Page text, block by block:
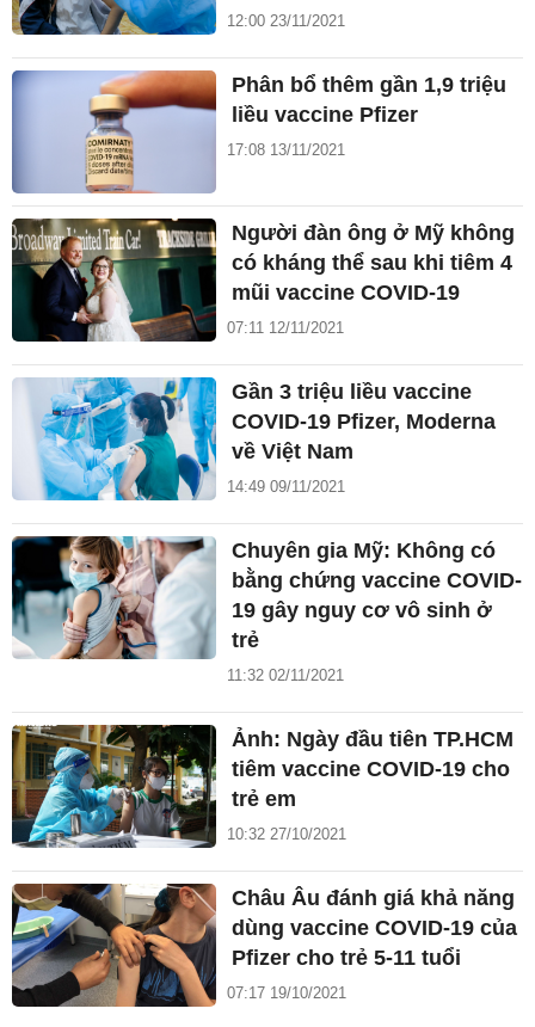
12:00 23/11/2021
Phân bổ thêm gần 1,9 triệu
liều vaccine Pfizer
17:08 13/11/2021
Người đàn ông ở Mỹ không
có kháng thể sau khi tiêm 4
mũi vaccine COVID-19
07:11 12/11/2021
Gần 3 triệu liều vaccine
COVID-19 Pfizer, Moderna
về Việt Nam
14:49 09/11/2021
Chuyên gia Mỹ: Không có
bằng chứng vaccine COVID-
19 gây nguy cơ vô sinh ở
trẻ
11:32 02/11/2021
Ảnh: Ngày đầu tiên TP.HCM
tiêm vaccine COVID-19 cho
trẻ em
10:32 27/10/2021
Châu Âu đánh giá khả năng
dùng vaccine COVID-19 của
Pfizer cho trẻ 5-11 tuổi
07:17 19/10/2021